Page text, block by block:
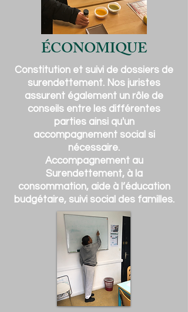
ÉCONOMIQUE
Constitution et suivi de dossiers de
surendettement. Nos juristes
assurent également un rôle de
conseils entre les différentes
parties ainsi qu'un
accompagnement social si
nécessaire.
Accompagnement au
Surendettement, à la
consommation, aide à l’éducation
budgétaire, suivi social des familles.